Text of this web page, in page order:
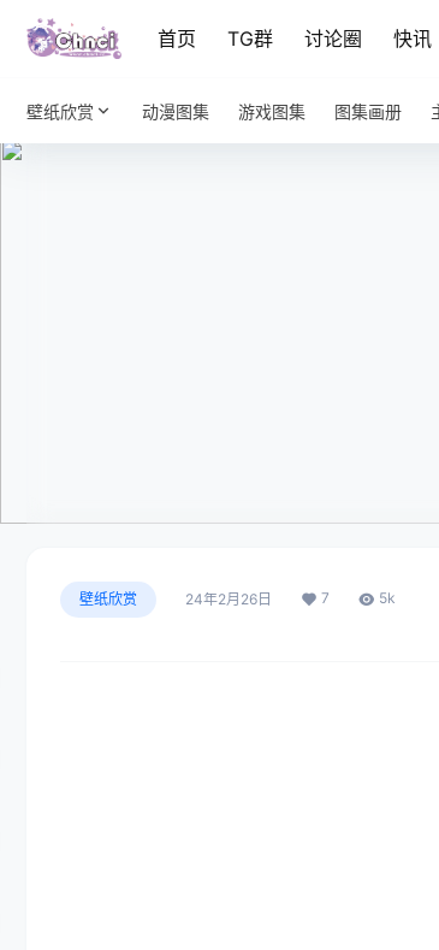
首页 TG群 讨论圈 快讯
壁纸欣赏 动漫图集 游戏图集 图集画册
壁纸欣赏 24年2月26日 7 5k